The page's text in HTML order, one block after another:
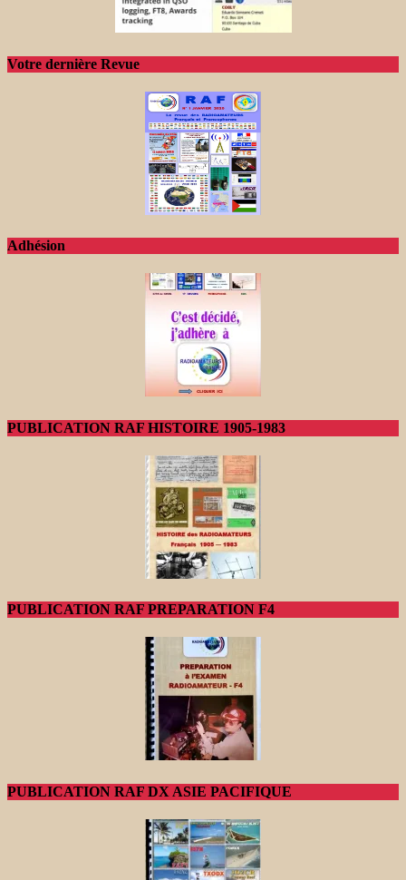
Votre dernière Revue
Adhésion
PUBLICATION RAF HISTOIRE 1905-1983
PUBLICATION RAF PREPARATION F4
PUBLICATION RAF DX ASIE PACIFIQUE